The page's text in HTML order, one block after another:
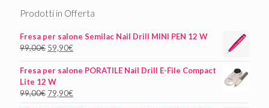
Prodotti in Offerta
Fresa per salone Semilac Nail Drill MINI PEN 12 W
99,00€ 59,90€
Fresa per salone PORATILE Nail Drill E-File Compact
Lite 12 W
99,00€ 79,90€